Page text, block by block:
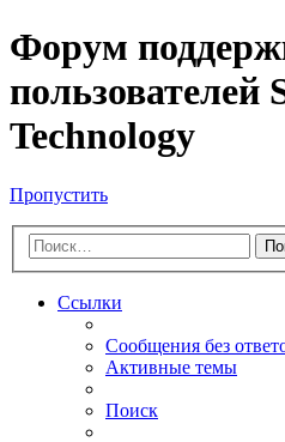
Форум
пользователей
Technology
Пропустить
Ссылки
Сообщения без
Активные темы
Поиск